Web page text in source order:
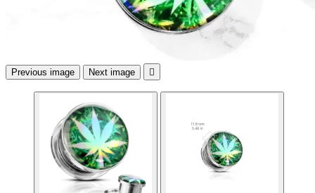
Previous image Next image 